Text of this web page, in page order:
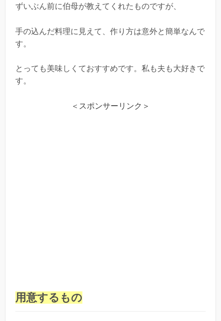
ずいぶん前に伯母が教えてくれたものですが、
手の込んだ料理に見えて、作り方は意外と簡単なんで
す。
とっても美味しくておすすめです。私も夫も大好きで
す。
＜スポンサーリンク＞
用意するもの